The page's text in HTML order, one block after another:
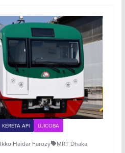
KERETA API UJICOBA
Ikko Haidar Farozy MRT Dhaka